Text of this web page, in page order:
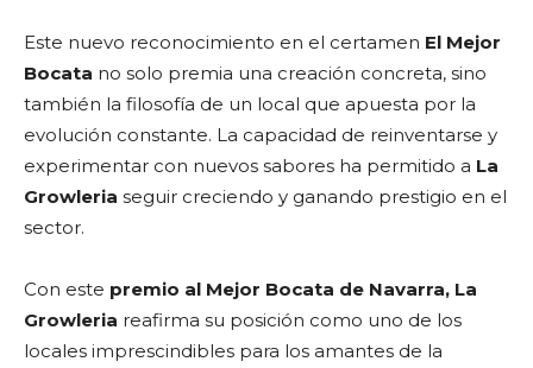
Este nuevo reconocimiento en el certamen El Mejor
Bocata no solo premia una creación concreta, sino
también la filosofía de un local que apuesta por la
evolución constante. La capacidad de reinventarse y
experimentar con nuevos sabores ha permitido a La
Growleria seguir creciendo y ganando prestigio en el
sector.
Con este premio al Mejor Bocata de Navarra, La
Growleria reafirma su posición como uno de los
locales imprescindibles para los amantes de la